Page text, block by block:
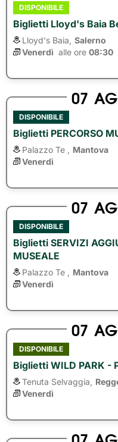
DISPONIBILE
Biglietti Lloyd's Baia
Lloyd's Baia, Salerno
Venerdì alle ore 08:30
07
DISPONIBILE
Biglietti PERCORSO
Palazzo Te ,
Mantova
Venerdì
07
DISPONIBILE
Biglietti SERVIZI
MUSEALE
Palazzo Te ,
Mantova
Venerdì
07
DISPONIBILE
Biglietti WILD PARK
Tenuta Selvaggia,
Venerdì